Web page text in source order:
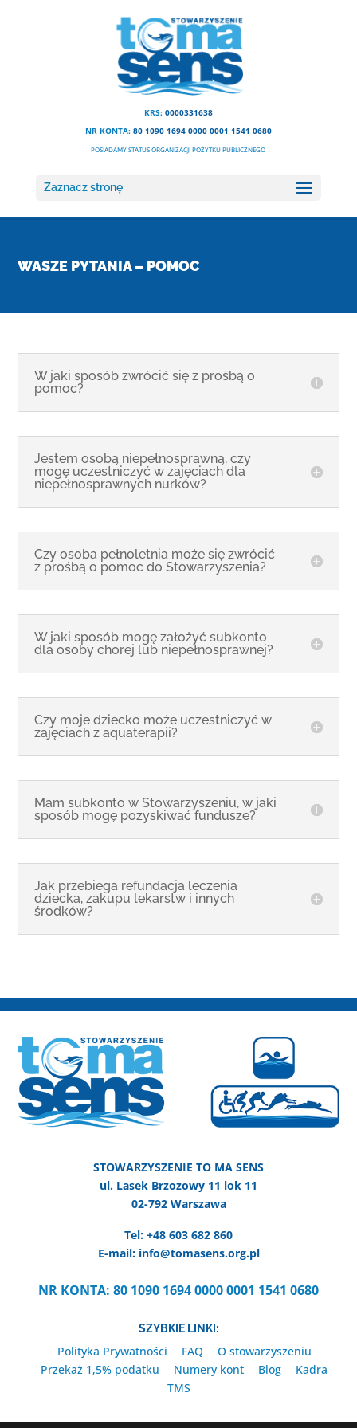
KRS: 0000331638
NR KONTA: 80 1090 1694 0000 0001 1541 0680
POSIADAMY STATUS ORGANIZACJI POŻYTKU PUBLICZNEGO
Zaznacz stronę
WASZE PYTANIA – POMOC
W jaki sposób zwrócić się z prośbą o
pomoc?
Jestem osobą niepełnosprawną, czy
mogę uczestniczyć w zajęciach dla
niepełnosprawnych nurków?
Czy osoba pełnoletnia może się zwrócić
z prośbą o pomoc do Stowarzyszenia?
W jaki sposób mogę założyć subkonto
dla osoby chorej lub niepełnosprawnej?
Czy moje dziecko może uczestniczyć w
zajęciach z aquaterapii?
Mam subkonto w Stowarzyszeniu, w jaki
sposób mogę pozyskiwać fundusze?
Jak przebiega refundacja leczenia
dziecka, zakupu lekarstw i innych
środków?
STOWARZYSZENIE TO MA SENS
ul. Lasek Brzozowy 11 lok 11
02-792 Warszawa
Tel: +48 603 682 860
E-mail: info@tomasens.org.pl
NR KONTA: 80 1090 1694 0000 0001 1541 0680
SZYBKIE LINKI:
Polityka Prywatności FAQ
O stowarzyszeniu
Przekaż 1,5% podatku
Numery kont Blog
Kadra
TMS